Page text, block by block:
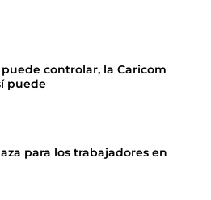
controlar, la Caricom
puede
para los trabajadores en